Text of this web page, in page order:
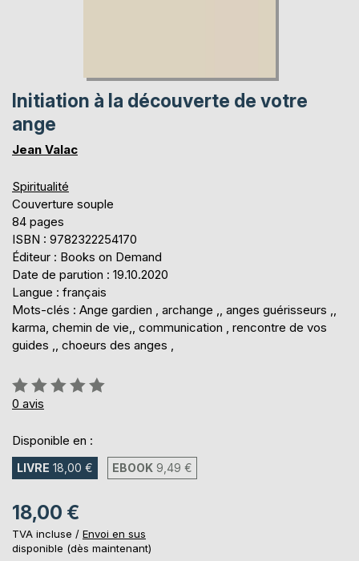
Initiation à la découverte de votre
ange
Jean Valac
Spiritualité
Couverture souple
84 pages
ISBN : 9782322254170
Éditeur : Books on Demand
Date de parution : 19.10.2020
Langue : français
Mots-clés : Ange gardien , archange ,, anges guérisseurs ,,
karma, chemin de vie,, communication , rencontre de vos
guides ,, choeurs des anges ,
Évaluation:
0%
0 avis
Disponible en :
LIVRE 18,00 € EBOOK 9,49 €
18,00 €
TVA incluse / Envoi en sus
disponible (dès maintenant)